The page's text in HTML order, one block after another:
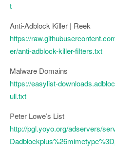
t
Anti-Adblock Killer | Reek
https://
er/anti-adblock-killer-filters.txt
Malware Domains
https://easylist-
ull.txt
Peter Lowe’s List
http://pgl.yoyo.org/adservers/